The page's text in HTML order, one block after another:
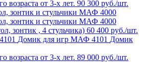
возраста от 3-х лет. 90 300 руб./шт.
зонтик и стульчики МАФ 4000
зонтик и стульчики МАФ 4000
зонтик , 4 стульчика) 60 400 руб./шт.
Домик для игр МАФ 4101 Домик
возраста от 3-х лет. 89 000 руб./шт.